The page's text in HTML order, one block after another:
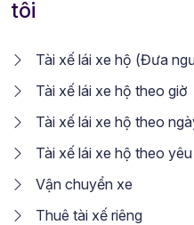
tôi
Tài xế lái xe hộ (Đưa
Tài xế lái xe hộ theo giờ
Tài xế lái xe hộ theo
Tài xế lái xe hộ theo
Vận chuyển xe
Thuê tài xế riêng